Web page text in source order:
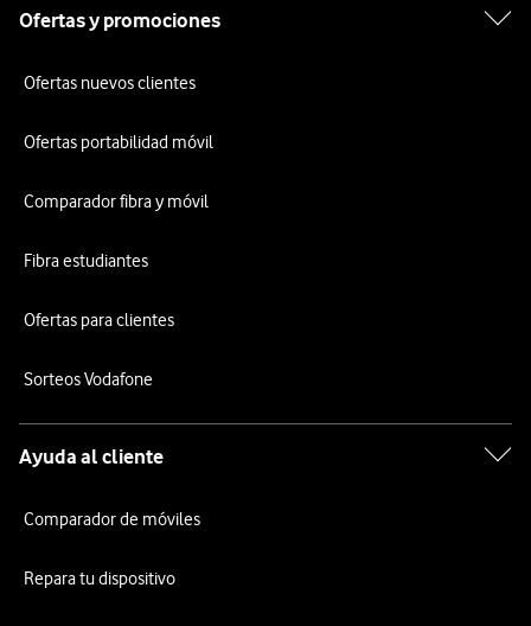
Ofertas y promociones
Ofertas nuevos clientes
Ofertas portabilidad móvil
Comparador fibra y móvil
Fibra estudiantes
Ofertas para clientes
Sorteos Vodafone
Ayuda al cliente
Comparador de móviles
Repara tu dispositivo